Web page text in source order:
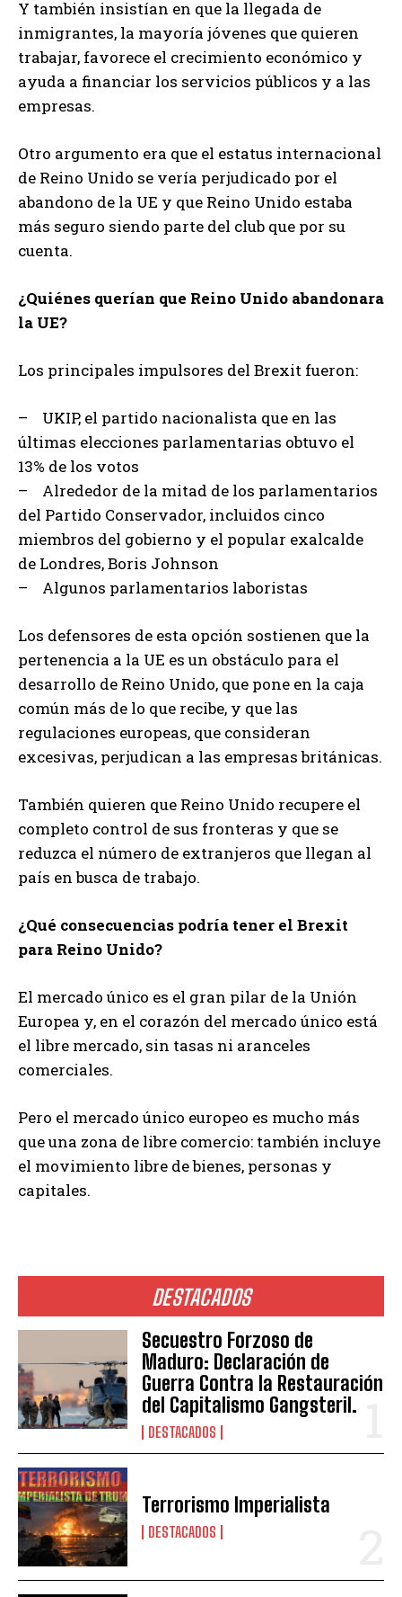
DESTACADOS
Secuestro Forzoso de
Maduro: Declaración de
Guerra Contra la Restauración
del Capitalismo Gangsteril.
DESTACADOS
Terrorismo Imperialista
DESTACADOS
Y también insistían en que la llegada de
inmigrantes, la mayoría jóvenes que quieren
trabajar, favorece el crecimiento económico y
ayuda a financiar los servicios públicos y a las
empresas.
Otro argumento era que el estatus internacional
de Reino Unido se vería perjudicado por el
abandono de la UE y que Reino Unido estaba
más seguro siendo parte del club que por su
cuenta.
¿Quiénes querían que Reino Unido abandonara
la UE?
Los principales impulsores del Brexit fueron:
– UKIP, el partido nacionalista que en las
últimas elecciones parlamentarias obtuvo el
13% de los votos
– Alrededor de la mitad de los parlamentarios
del Partido Conservador, incluidos cinco
miembros del gobierno y el popular exalcalde
de Londres, Boris Johnson
– Algunos parlamentarios laboristas
Los defensores de esta opción sostienen que la
pertenencia a la UE es un obstáculo para el
desarrollo de Reino Unido, que pone en la caja
común más de lo que recibe, y que las
regulaciones europeas, que consideran
excesivas, perjudican a las empresas británicas.
También quieren que Reino Unido recupere el
completo control de sus fronteras y que se
reduzca el número de extranjeros que llegan al
país en busca de trabajo.
¿Qué consecuencias podría tener el Brexit
para Reino Unido?
El mercado único es el gran pilar de la Unión
Europea y, en el corazón del mercado único está
el libre mercado, sin tasas ni aranceles
comerciales.
Pero el mercado único europeo es mucho más
que una zona de libre comercio: también incluye
el movimiento libre de bienes, personas y
capitales.